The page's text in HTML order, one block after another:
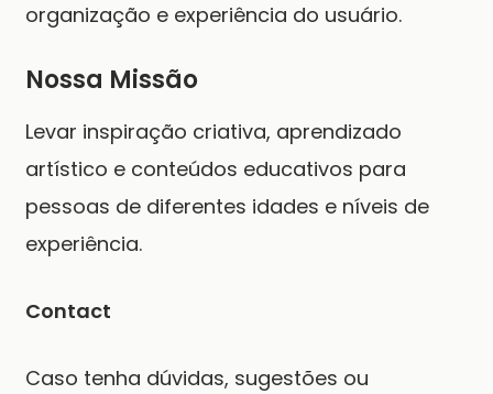
organização e experiência do usuário.
Nossa Missão
Levar inspiração criativa, aprendizado
artístico e conteúdos educativos para
pessoas de diferentes idades e níveis de
experiência.
Contact
Caso tenha dúvidas, sugestões ou